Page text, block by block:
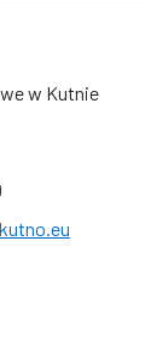
w Kutnie